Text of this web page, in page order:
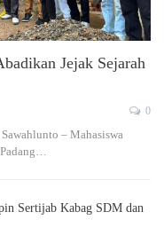
Jejak Sejarah
0
– Mahasiswa
Sertijab Kabag SDM dan